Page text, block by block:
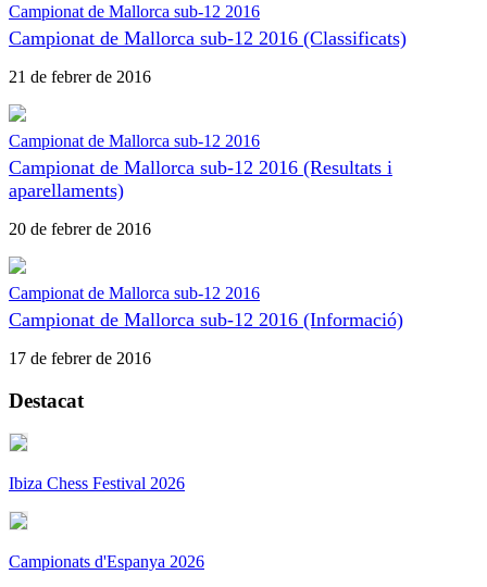
Campionat de Mallorca sub-12 2016
Campionat de Mallorca sub-12 2016 (Classificats)
21 de febrer de 2016
Campionat de Mallorca sub-12 2016
Campionat de Mallorca sub-12 2016 (Resultats i
aparellaments)
20 de febrer de 2016
Campionat de Mallorca sub-12 2016
Campionat de Mallorca sub-12 2016 (Informació)
17 de febrer de 2016
Destacat
Ibiza Chess Festival 2026
Campionats d'Espanya 2026